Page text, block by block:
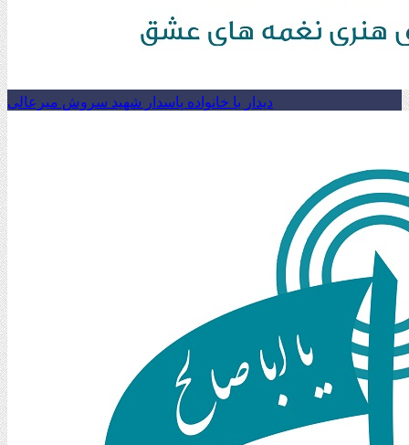
دیدار با خانواده پاسدار شهید سروش میرعالی